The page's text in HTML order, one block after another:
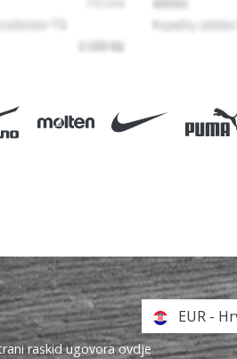
raskid ugovora ovdje
EUR -